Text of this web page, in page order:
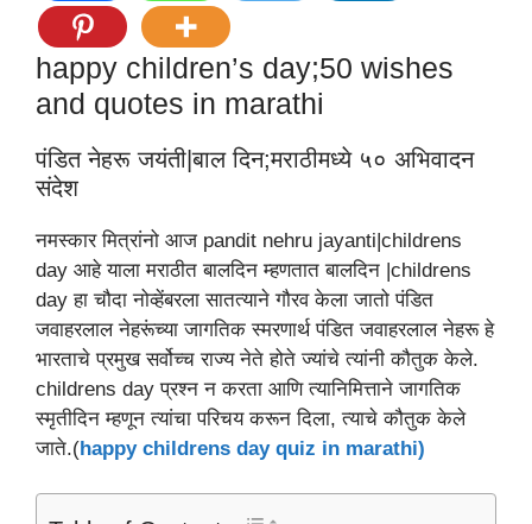
happy children’s day;50 wishes
and quotes in marathi
पंडित नेहरू जयंती|बाल दिन;मराठीमध्ये ५० अभिवादन
संदेश
नमस्कार मित्रांनो आज pandit nehru jayanti|childrens
day आहे याला मराठीत बालदिन म्हणतात बालदिन |childrens
day हा चौदा नोव्हेंबरला सातत्याने गौरव केला जातो पंडित
जवाहरलाल नेहरूंच्या जागतिक स्मरणार्थ पंडित जवाहरलाल नेहरू हे
भारताचे प्रमुख सर्वोच्च राज्य नेते होते ज्यांचे त्यांनी कौतुक केले.
childrens day प्रश्न न करता आणि त्यानिमित्ताने जागतिक
स्मृतीदिन म्हणून त्यांचा परिचय करून दिला, त्याचे कौतुक केले
जाते.(happy childrens day quiz in marathi)